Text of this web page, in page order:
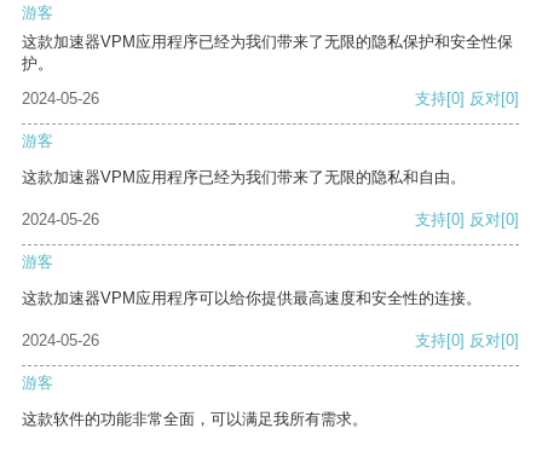
游客
这款加速器VPM应用程序已经为我们带来了无限的隐私保护和安全性保
护。
2024-05-26
支持[0] 反对[0]
游客
这款加速器VPM应用程序已经为我们带来了无限的隐私和自由。
2024-05-26 支持[0] 反对[0]
游客
这款加速器VPM应用程序可以给你提供最高速度和安全性的连接。
2024-05-26 支持[0] 反对[0]
游客
这款软件的功能非常全面，可以满足我所有需求。